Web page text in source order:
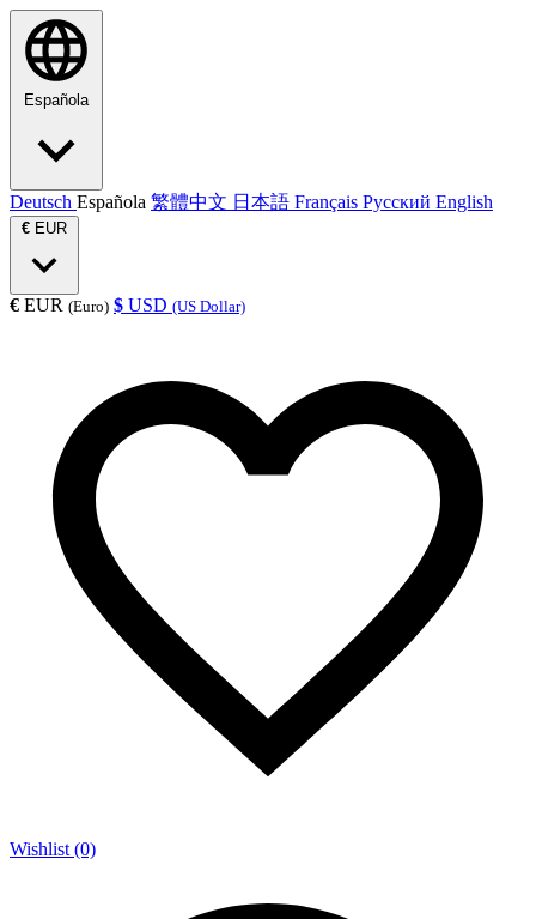
Española
Deutsch Española 繁體中文 日本語 Français Русский English
€ EUR
€ EUR (Euro) $ USD (US Dollar)
Wishlist (0)